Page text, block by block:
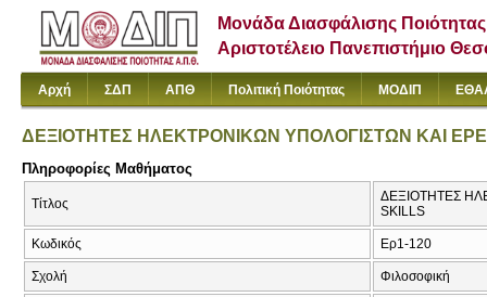
Μονάδα Διασφάλισης Ποιότητας
Αριστοτέλειο Πανεπιστήμιο
Αρχή ΣΔΠ ΑΠΘ Πολιτική Ποιότητας ΜΟΔΙΠ
ΔΕΞΙΟΤΗΤΕΣ ΗΛΕΚΤΡΟΝΙΚΩΝ ΥΠΟΛΟΓΙΣΤΩΝ ΚΑΙ
Πληροφορίες Μαθήματος
Τίτλος
ΔΕΞΙΟΤΗΤΕΣ
SKILLS
Κωδικός Ερ1-120
Σχολή Φιλοσοφική